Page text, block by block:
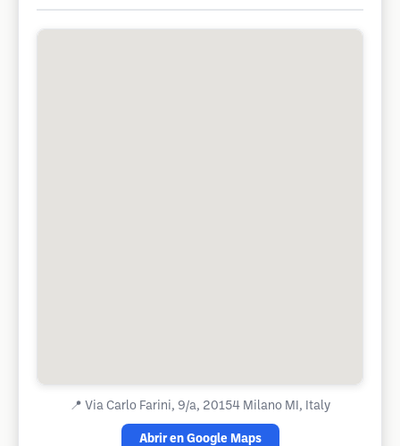
📍 Via Carlo Farini, 9/a, 20154 Milano MI, Italy
Abrir en Google Maps